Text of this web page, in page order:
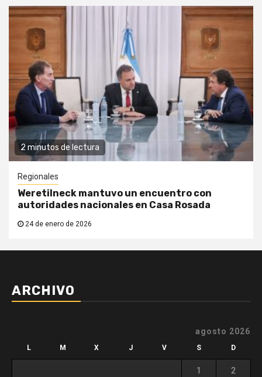
2 minutos de lectura
Regionales
Weretilneck mantuvo un encuentro con
autoridades nacionales en Casa Rosada
24 de enero de 2026
ARCHIVO
agosto 2026
L M X J V S D
1 2